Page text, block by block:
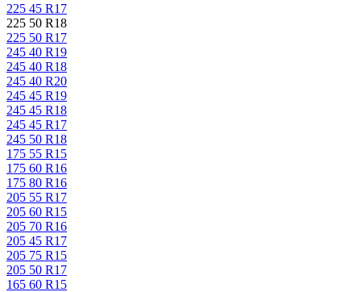
225 45 R17
225 50 R18
225 50 R17
245 40 R19
245 40 R18
245 40 R20
245 45 R19
245 45 R18
245 45 R17
245 50 R18
175 55 R15
175 60 R16
175 80 R16
205 55 R17
205 60 R15
205 70 R16
205 45 R17
205 75 R15
205 50 R17
165 60 R15